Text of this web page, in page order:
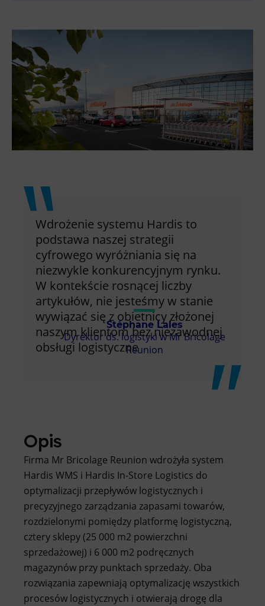
Wdrożenie systemu Hardis to
podstawa naszej strategii
cyfrowego wyróżniania się na
niezwykle konkurencyjnym rynku.
W kontekście rosnącej liczby
artykułów, nie jesteśmy w stanie
wywiązać się z obietnicy złożonej
naszym klientom bez niezawodnej
obsługi logistyczne
Stéphane Lales
Dyrektor ds. logistyki w Mr Bricolage
Reunion
Opis
Firma Mr Bricolage Reunion wdrożyła system
Hardis WMS i Hardis In-Store Logistics do
optymalizacji przepływów logistycznych i
precyzyjnego zarządzania zapasami towarów,
rozdzielonymi pomiędzy platformę logistyczną,
cztery sklepy (25 000 m2 powierzchni
sprzedażowej) i 6 000 m2 podręcznych
magazynów przy punktach sprzedaży. Oba
rozwiązania zapewniają optymalizację wszystkich
procesów logistycznych i otwierają drogę dla